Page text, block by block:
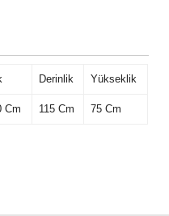
Derinlik Yükseklik
Cm 115 Cm 75 Cm